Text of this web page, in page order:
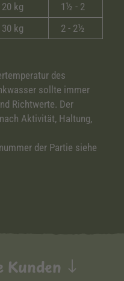
1½ - 2
20 kg
2 - 2½
30 kg
des
sollte immer
Richtwerte. Der
Aktivität, Haltung,
der Partie siehe
Kunden